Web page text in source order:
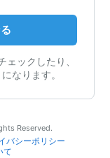
ックしたり、
なります。
Reserved.
バシーポリシー
て